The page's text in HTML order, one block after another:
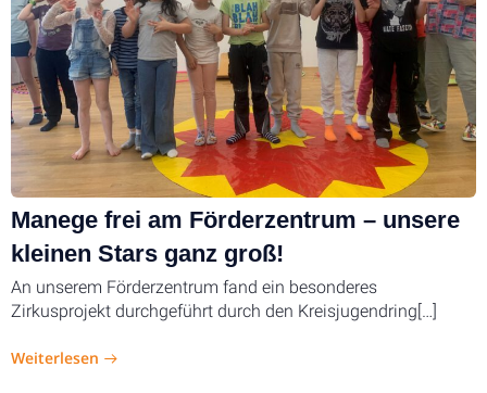
Manege frei am Förderzentrum – unsere
kleinen Stars ganz groß!
An unserem Förderzentrum fand ein besonderes
Zirkusprojekt durchgeführt durch den Kreisjugendring[…]
Weiterlesen